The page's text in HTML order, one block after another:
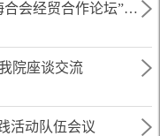
亚非学院阿拉伯语学子助力“中国—海合会经贸合作论坛”顺利举办
院座谈交流
活动队伍会议